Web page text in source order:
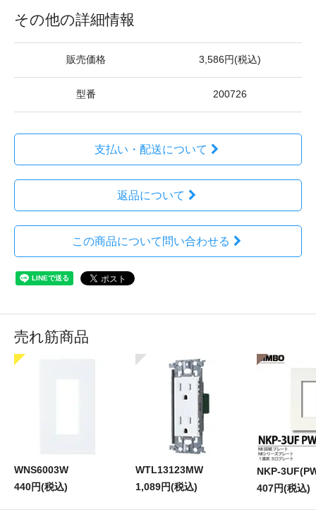
その他の詳細情報
販売価格 3,586円(税込)
型番 200726
支払い・配送について
返品について
この商品について問い合わせる
売れ筋商品
WNS6003W
440円(税込)
WTL13123MW
1,089円(税込)
NKP-
407円(税込)